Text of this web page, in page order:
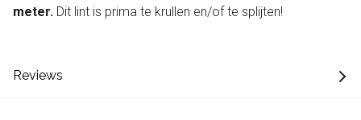
meter. Dit lint is prima te krullen en/of te splijten!
Reviews